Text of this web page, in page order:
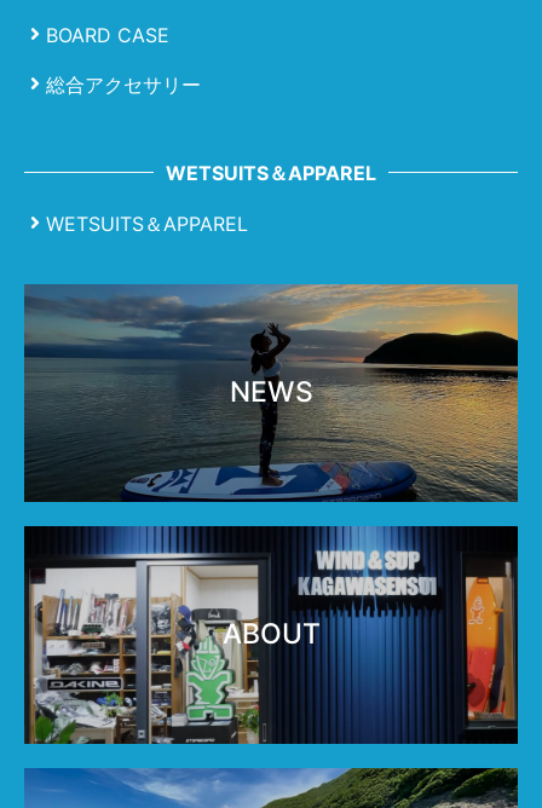
BOARD CASE
総合アクセサリー
WETSUITS＆APPAREL
WETSUITS＆APPAREL
NEWS
ABOUT